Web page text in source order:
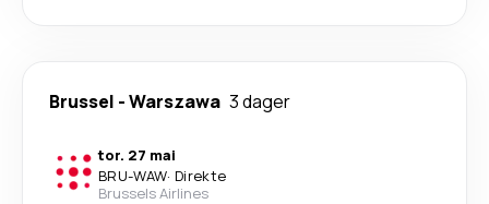
Brussel -Warszawa 3 dager
tor. 27 mai
BRU-WAW· Direkte
Brussels Airlines